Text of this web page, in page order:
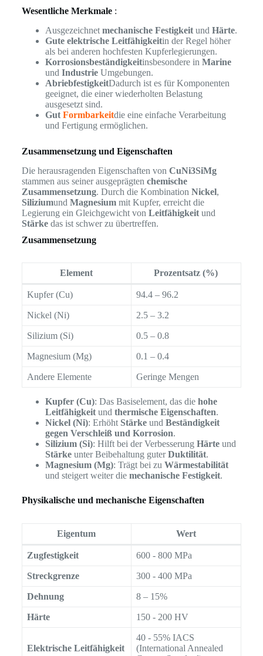
Wesentliche Merkmale :
Ausgezeichnet mechanische Festigkeitund Härte.
Gute elektrische Leitfähigkeitin der Regel höher
als bei anderen hochfesten Kupferlegierungen.
Korrosionsbeständigkeitinsbesondere in Marine
und IndustrieUmgebungen.
AbriebfestigkeitDadurch ist es für Komponenten
geeignet, die einer wiederholten Belastung
ausgesetzt sind.
Gut Formbarkeitdie eine einfache Verarbeitung
und Fertigung ermöglichen.
Zusammensetzung und Eigenschaften
Die herausragenden Eigenschaften von CuNi3SiMg
stammen aus seiner ausgeprägten chemische
Zusammensetzung. Durch die Kombination Nickel,
Siliziumund Magnesiummit Kupfer, erreicht die
Legierung ein Gleichgewicht von Leitfähigkeitund
Stärkedas ist schwer zu übertreffen.
Zusammensetzung
Element Prozentsatz (%)
Kupfer (Cu) 94.4 – 96.2
Nickel (Ni) 2.5 – 3.2
Silizium (Si) 0.5 – 0.8
Magnesium (Mg) 0.1 – 0.4
Andere Elemente Geringe Mengen
Kupfer (Cu): Das Basiselement, das die hohe
Leitfähigkeitund thermische Eigenschaften.
Nickel (Ni): Erhöht Stärkeund Beständigkeit
gegen Verschleiß und Korrosion.
Silizium (Si): Hilft bei der Verbesserung Härteund
Stärkeunter Beibehaltung guterDuktilität.
Magnesium (Mg): Trägt bei zu Wärmestabilität
und steigert weiter die mechanische Festigkeit.
Physikalische und mechanische Eigenschaften
Eigentum Wert
Zugfestigkeit 600 - 800 MPa
Streckgrenze 300 - 400 MPa
Dehnung 8 – 15%
Härte 150 - 200 HV
Elektrische Leitfähigkeit
40 - 55% IACS
(International Annealed